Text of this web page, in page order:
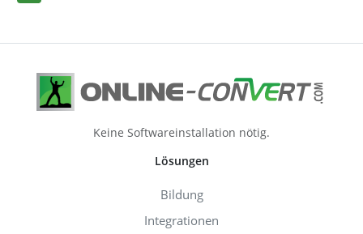
Keine Softwareinstallation nötig.
Lösungen
Bildung
Integrationen